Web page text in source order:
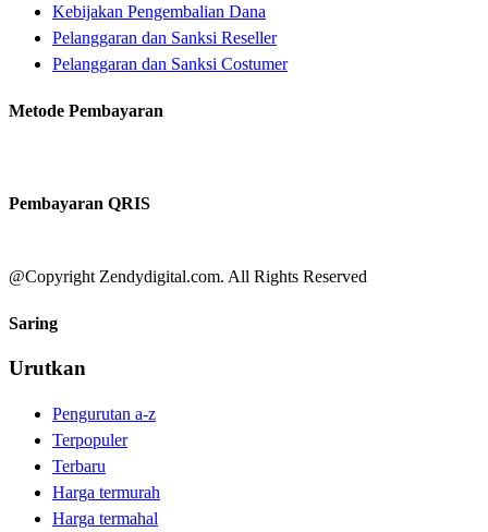
Kebijakan Pengembalian Dana
Pelanggaran dan Sanksi Reseller
Pelanggaran dan Sanksi Costumer
Metode Pembayaran
Pembayaran QRIS
@Copyright Zendydigital.com. All Rights Reserved
Saring
Urutkan
Pengurutan a-z
Terpopuler
Terbaru
Harga termurah
Harga termahal